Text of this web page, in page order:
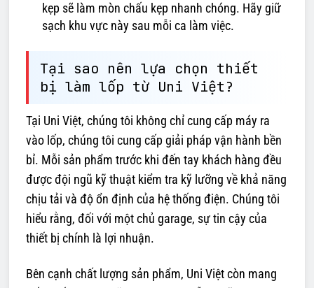
kẹp sẽ làm mòn chấu kẹp nhanh chóng. Hãy giữ
sạch khu vực này sau mỗi ca làm việc.
Tại sao nên lựa chọn thiết
bị làm lốp từ Uni Việt?
Tại Uni Việt, chúng tôi không chỉ cung cấp máy ra
vào lốp, chúng tôi cung cấp giải pháp vận hành bền
bỉ. Mỗi sản phẩm trước khi đến tay khách hàng đều
được đội ngũ kỹ thuật kiểm tra kỹ lưỡng về khả năng
chịu tải và độ ổn định của hệ thống điện. Chúng tôi
hiểu rằng, đối với một chủ garage, sự tin cậy của
thiết bị chính là lợi nhuận.
Bên cạnh chất lượng sản phẩm, Uni Việt còn mang